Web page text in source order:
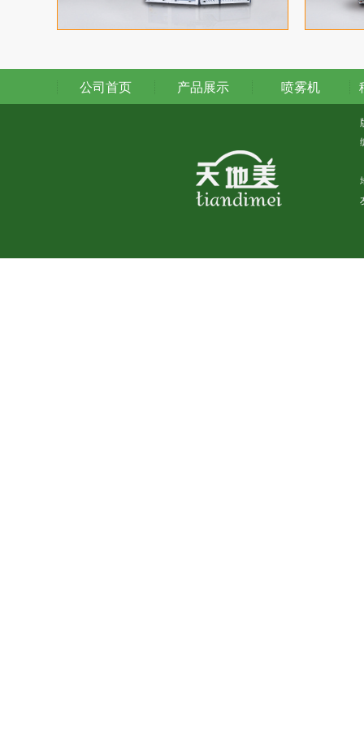
公司首页 产品展示 喷雾机